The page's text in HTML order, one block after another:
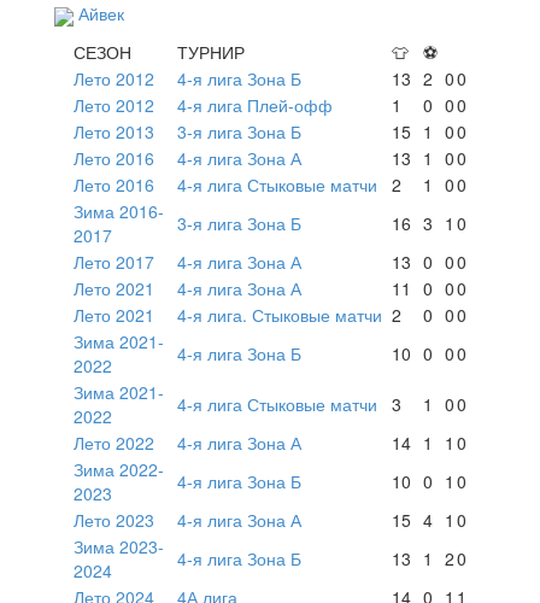
Айвек
СЕЗОН
ТУРНИР 👕 ⚽
Лето 2012
4-я лига Зона Б 13 2 00
Лето 2012
4-я лига Плей-офф 1 0 00
Лето 2013
3-я лига Зона Б 15 1 00
Лето 2016
4-я лига Зона А 13 1 00
Лето 2016
4-я лига Стыковые матчи 2 1 00
Зима 2016-
2017
3-я лига Зона Б 16 3 1 0
Лето 2017
4-я лига Зона А 13 0 00
Лето 2021
4-я лига Зона А 11 0 00
Лето 2021
4-я лига. Стыковые матчи 2 0 00
Зима 2021-
2022
4-я лига Зона Б 10 0 00
Зима 2021-
2022
4-я лига Стыковые матчи 3 1 00
Лето 2022
4-я лига Зона А 14 1 1 0
Зима 2022-
2023
4-я лига Зона Б 10 0 1 0
Лето 2023
4-я лига Зона А 15 4 1 0
Зима 2023-
2024
4-я лига Зона Б 13 1 20
Лето 2024
4А лига 14 0 1 1